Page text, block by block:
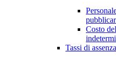
Costo
Tassi di assenza